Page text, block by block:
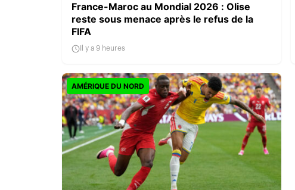
France-Maroc au Mondial 2026 : Olise
reste sous menace après le refus de la
FIFA
Il y a 9 heures
AMÉRIQUE DU NORD